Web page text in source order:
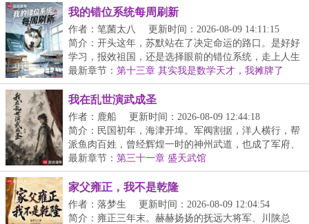
我的错位系统每周刷新
作者：笔菌太八
更新时间：2026-08-09 14:11:15
简介：开头这年，苏默站在了决定命运的路口。是好好
学习，报效祖国，还是选择眼前的错位系统，走上人生
巅...
最新章节： 第十三章 其实我是数学天才，我摊牌了
我在乱世演武成圣
作者：鹿船
更新时间：2026-08-09 12:44:18
简介：民国初年，海津开埠。军阀割据，洋人横行，帮
派鱼肉百姓，曾经辉煌一时的神州武道，也成了军府、
豪...
最新章节： 第三十一章 盛天武馆
家父雍正，我不是乾隆
作者：落梦生
更新时间：2026-08-09 12:04:54
简介：雍正三年末。赫赫扬扬的抚远大将军、川陕总